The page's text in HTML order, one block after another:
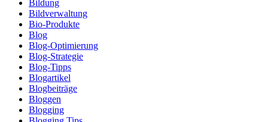
Bildung
Bildverwaltung
Bio-Produkte
Blog
Blog-Optimierung
Blog-Strategie
Blog-Tipps
Blogartikel
Blogbeiträge
Bloggen
Blogging